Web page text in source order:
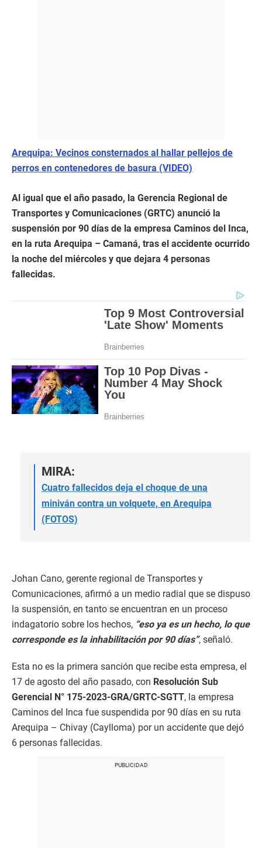
Arequipa: Vecinos consternados al hallar pellejos de
perros en contenedores de basura (VIDEO)
Al igual que el año pasado, la Gerencia Regional de
Transportes y Comunicaciones (GRTC) anunció la
suspensión por 90 días de la empresa Caminos del Inca,
en la ruta Arequipa – Camaná, tras el accidente ocurrido
la noche del miércoles y que dejara 4 personas
fallecidas.
MIRA:
Cuatro fallecidos deja el choque de una
miniván contra un volquete, en Arequipa
(FOTOS)
Johan Cano, gerente regional de Transportes y
Comunicaciones, afirmó a un medio radial que se dispuso
la suspensión, en tanto se encuentran en un proceso
indagatorio sobre los hechos, “eso ya es un hecho, lo que
corresponde es la inhabilitación por 90 días”, señaló.
Esta no es la primera sanción que recibe esta empresa, el
17 de agosto del año pasado, con Resolución Sub
Gerencial N° 175-2023-GRA/GRTC-SGTT, la empresa
Caminos del Inca fue suspendida por 90 días en su ruta
Arequipa – Chivay (Caylloma) por un accidente que dejó
6 personas fallecidas.